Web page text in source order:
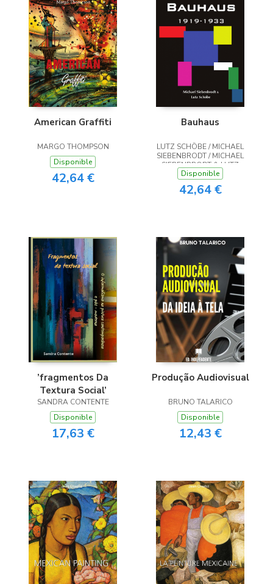
American Graffiti
MARGO THOMPSON
Disponible
42,64 €
Bauhaus
LUTZ SCHÖBE / MICHAEL
SIEBENBRODT / MICHAEL
SIEBENBRODT & LUTZ
SCHÖBE
Disponible
42,64 €
’fragmentos Da
Textura Social’
SANDRA CONTENTE
Disponible
17,63 €
Produção Audiovisual
BRUNO TALARICO
Disponible
12,43 €